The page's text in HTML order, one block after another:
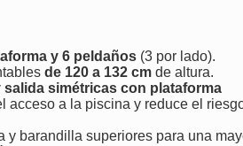
y 6 peldaños(3 por lado).
de 120 a 132 cmde altura.
salida simétricas con plataforma
acceso a la piscina y reduce el
y barandilla superiores para una